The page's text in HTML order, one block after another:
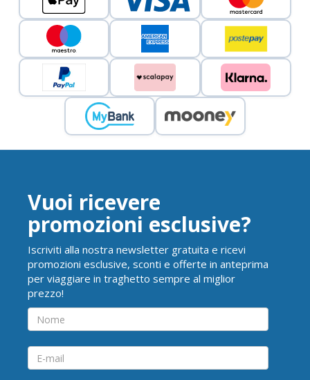
Vuoi ricevere
promozioni esclusive?
Iscriviti alla nostra newsletter gratuita e ricevi
promozioni esclusive, sconti e offerte in anteprima
per viaggiare in traghetto sempre al miglior
prezzo!